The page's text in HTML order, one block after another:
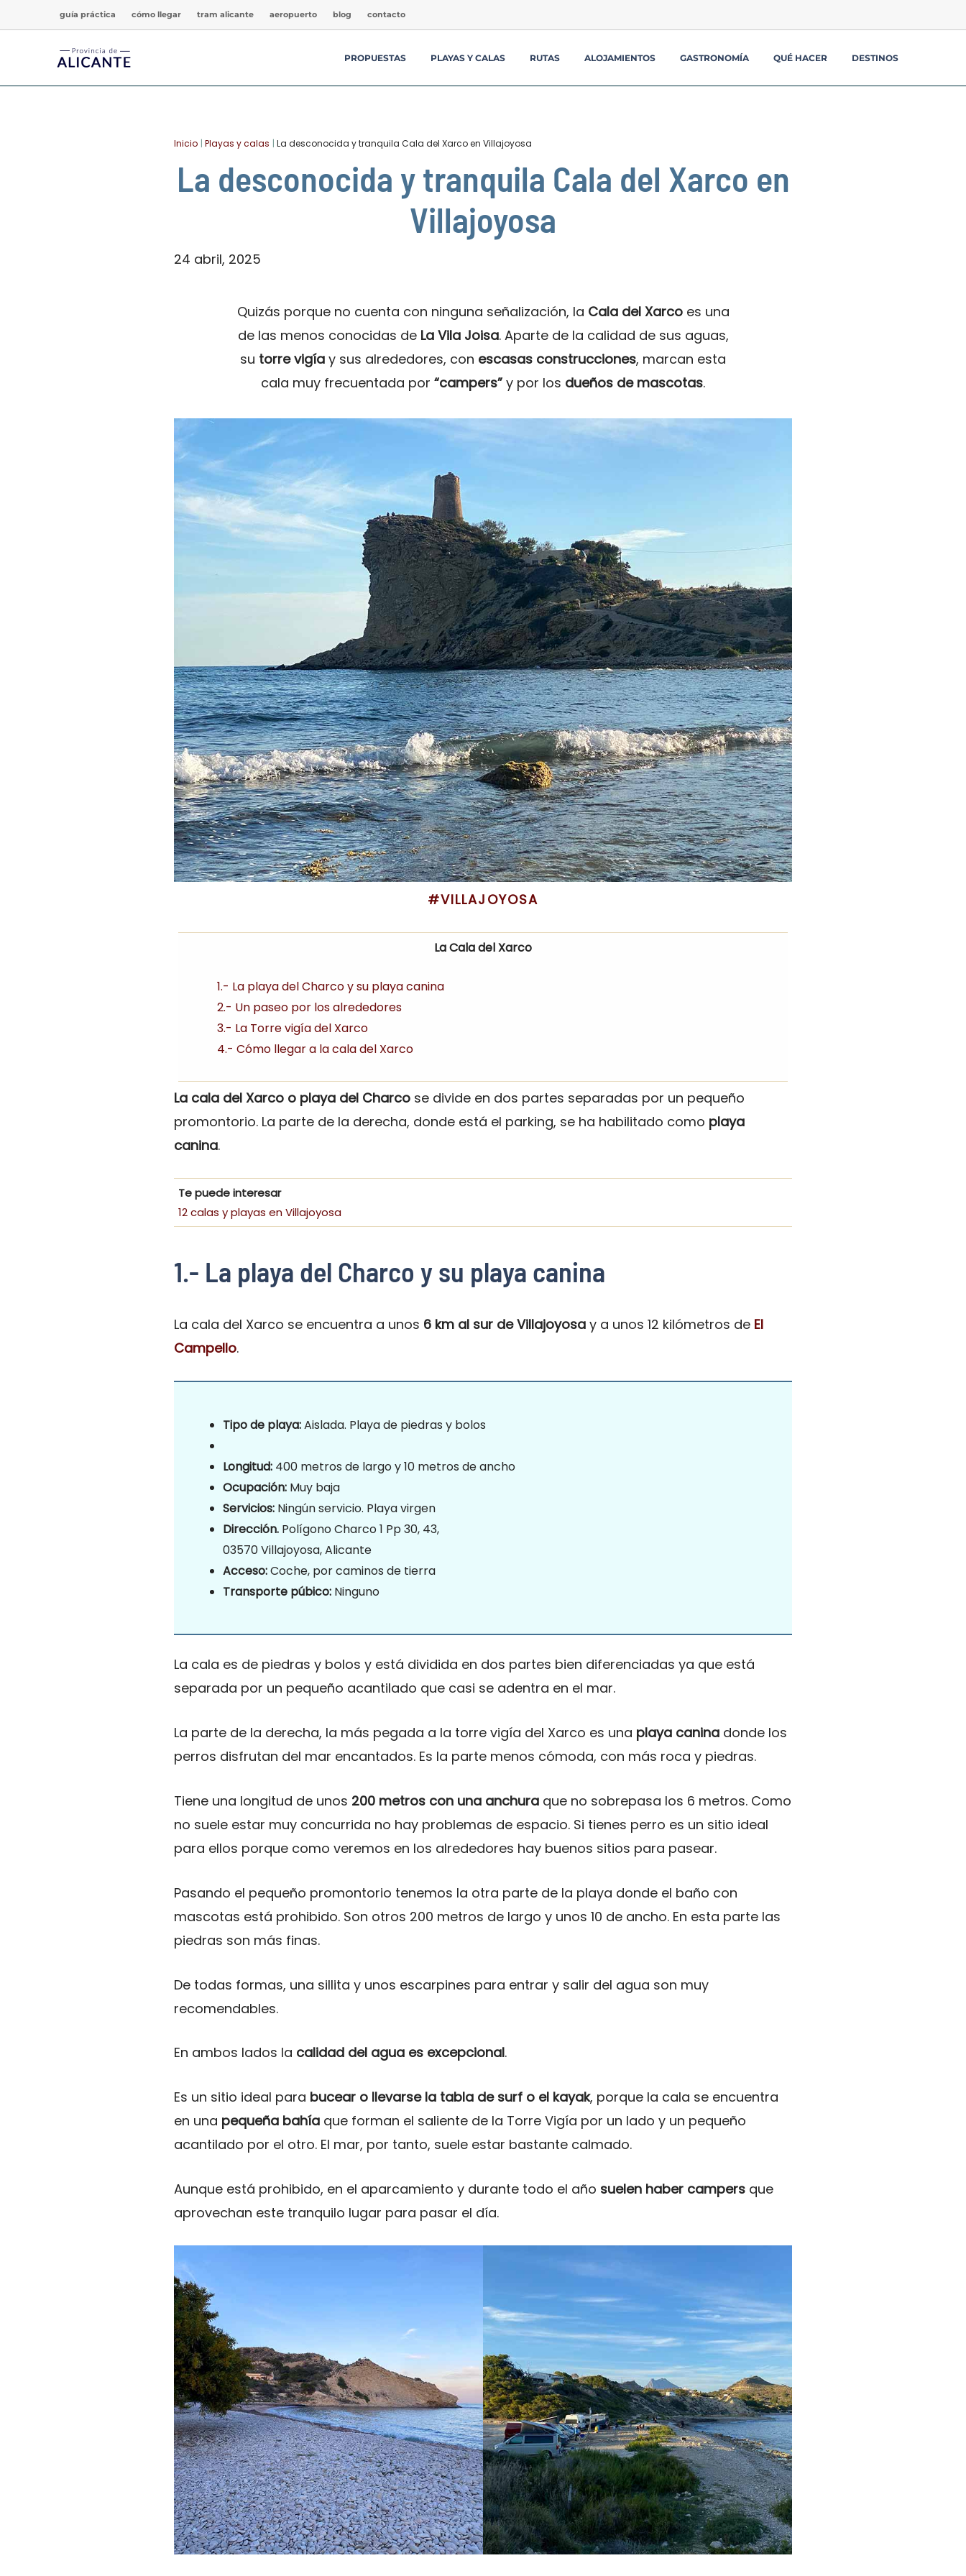
al
contenido
guía práctica cómo llegar tram alicante aeropuerto blog contacto
PROPUESTAS PLAYAS Y CALAS RUTAS ALOJAMIENTOS GASTRONOMÍA QUÉ HACER DESTINOS
Inicio Playas y calas La desconocida y tranquila Cala del Xarco en Villajoyosa
La desconocida y tranquila Cala del Xarco en
Villajoyosa
24 abril, 2025
Quizás porque no cuenta con ninguna señalización, la Cala del Xarcoes una
de las menos conocidas de La Vila Joisa. Aparte de la calidad de sus aguas,
su torre vigía y sus alrededores, con escasas construcciones, marcan esta
cala muy frecuentada por “campers”y por los dueños de mascotas.
#VILLAJOYOSA
La Cala del Xarco
1.- La playa del Charco y su playa canina
2.- Un paseo por los alrededores
3.- La Torre vigía del Xarco
4.- Cómo llegar a la cala del Xarco
La cala del Xarco o playa del Charco se divide en dos partes separadas por un pequeño
promontorio. La parte de la derecha, donde está el parking, se ha habilitado como playa
canina.
Te puede interesar
12 calas y playas en Villajoyosa
1.- La playa del Charco y su playa canina
La cala del Xarco se encuentra a unos 6 km al sur de Villajoyosa y a unos 12 kilómetros de El
Campello.
Tipo de playa:Aislada. Playa de piedras y bolos
Longitud: 400 metros de largo y 10 metros de ancho
Ocupación: Muy baja
Servicios: Ningún servicio. Playa virgen
Dirección. Polígono Charco 1 Pp 30, 43,
03570 Villajoyosa, Alicante
Acceso:Coche, por caminos de tierra
Transporte púbico: Ninguno
La cala es de piedras y bolos y está dividida en dos partes bien diferenciadas ya que está
separada por un pequeño acantilado que casi se adentra en el mar.
La parte de la derecha, la más pegada a la torre vigía del Xarco es una playa canina donde los
perros disfrutan del mar encantados. Es la parte menos cómoda, con más roca y piedras.
Tiene una longitud de unos 200 metros con una anchura que no sobrepasa los 6 metros. Como
no suele estar muy concurrida no hay problemas de espacio. Si tienes perro es un sitio ideal
para ellos porque como veremos en los alrededores hay buenos sitios para pasear.
Pasando el pequeño promontorio tenemos la otra parte de la playa donde el baño con
mascotas está prohibido. Son otros 200 metros de largo y unos 10 de ancho. En esta parte las
piedras son más finas.
De todas formas, una sillita y unos escarpines para entrar y salir del agua son muy
recomendables.
En ambos lados la calidad del agua es excepcional.
Es un sitio ideal para bucear o llevarse la tabla de surf o el kayak, porque la cala se encuentra
en una pequeña bahía que forman el saliente de la Torre Vigía por un lado y un pequeño
acantilado por el otro. El mar, por tanto, suele estar bastante calmado.
Aunque está prohibido, en el aparcamiento y durante todo el año suelen haber campers que
aprovechan este tranquilo lugar para pasar el día.
Facebook
YouTube
Instagram
TikTok
Pinterest